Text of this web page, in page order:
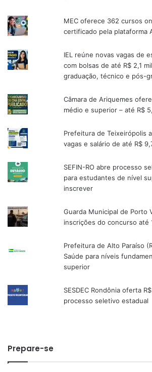
MEC oferece 362 cursos
certificado pela plataforma
IEL reúne novas vagas de
com bolsas de até R$ 2,1
graduação, técnico e pós-
Câmara de Ariquemes
médio e superior – até R$
Prefeitura de Teixeirópolis
vagas e salário de até R$
SEFIN-RO abre processo
para estudantes de nível
inscrever
Guarda Municipal de Porto
inscrições do concurso até
Prefeitura de Alto Paraíso
Saúde para níveis
superior
SESDEC Rondônia oferta
processo seletivo estadual
Prepare-se